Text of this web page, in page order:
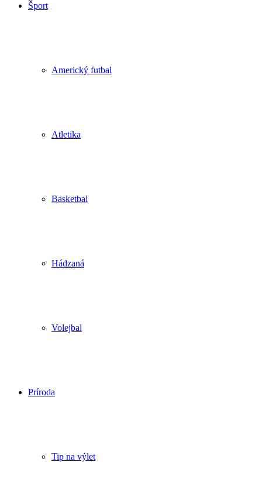
Šport
Americký futbal
Atletika
Basketbal
Hádzaná
Volejbal
Príroda
Tip na výlet